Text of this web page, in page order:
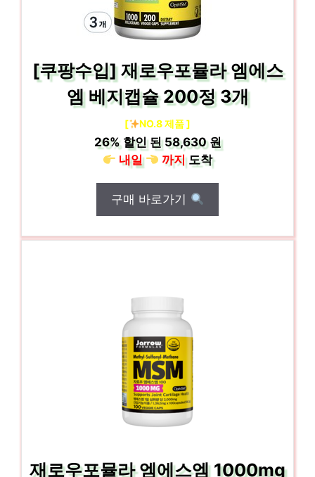
[쿠팡수입] 재로우포뮬라 엠에스
엠 베지캡슐 200정 3개
[ NO.8 제품 ]
26%할인 된58,630 원
내일
까지도착
구매 바로가기
재로우포뮬라 엠에스엠 1000mg